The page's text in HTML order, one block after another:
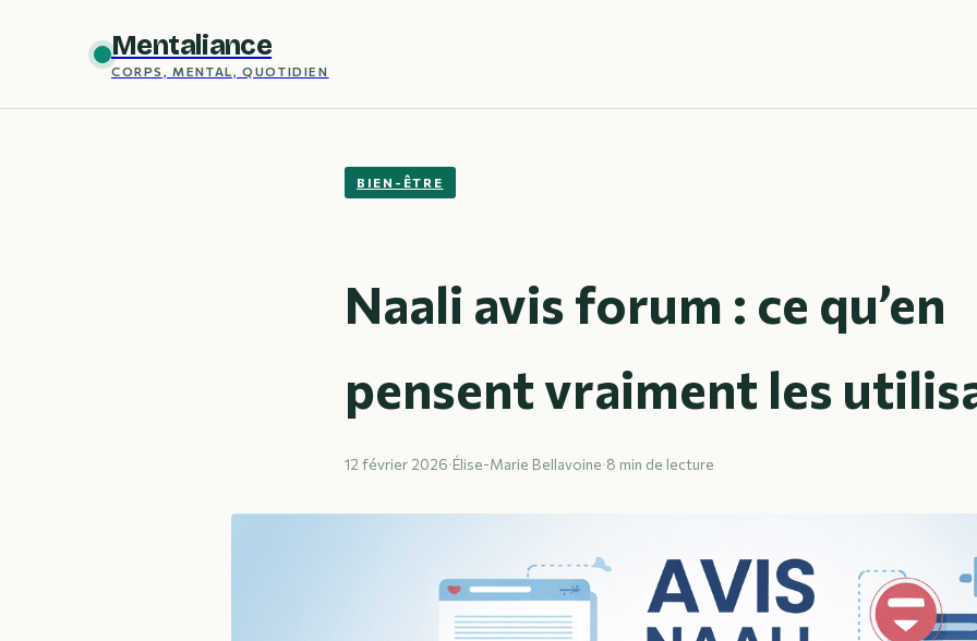
Mentaliance
CORPS, MENTAL, QUOTIDIEN
BIEN-ÊTRE
Naali avis forum : ce qu’en
pensent vraiment les
12 février 2026·Élise-Marie Bellavoine·8 min de lecture